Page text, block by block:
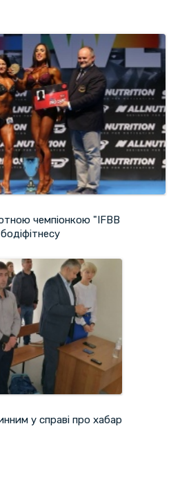
чемпіонкою "IFBB
у справі про хабар